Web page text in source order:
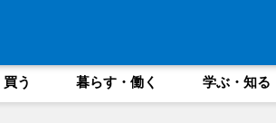
買う 暮らす・働く 学ぶ・知る